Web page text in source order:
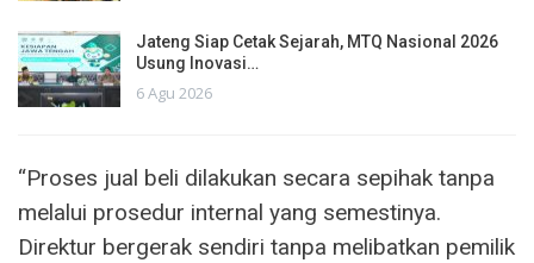
Jateng Siap Cetak Sejarah, MTQ Nasional 2026
Usung Inovasi…
6 Agu 2026
“Proses jual beli dilakukan secara sepihak tanpa
melalui prosedur internal yang semestinya.
Direktur bergerak sendiri tanpa melibatkan pemilik